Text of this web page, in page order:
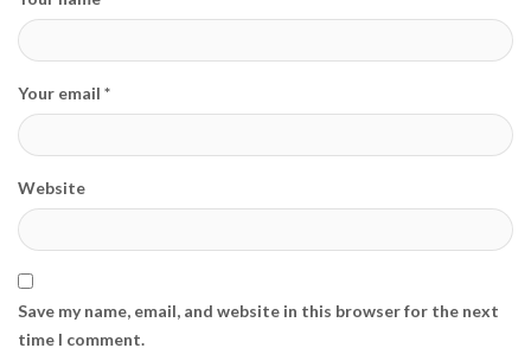
Your email *
Website
Save my name, email, and website in this browser for the next
time I comment.